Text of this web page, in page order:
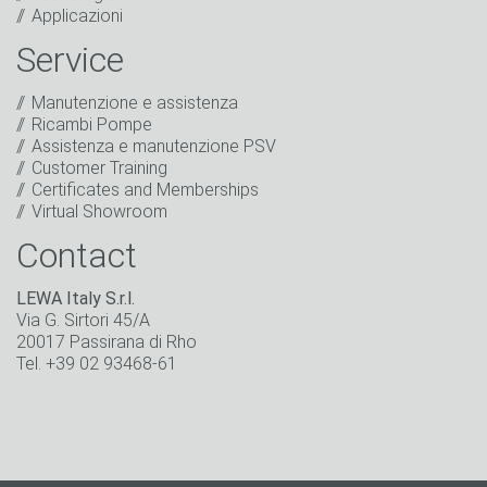
di altre informazioni su nuovi prodotti, novità
aziendali, promozioni, inviti a eventi o altri incontri
rilevanti.*
* Campo obbligatorio
Applicazioni
Service
Manutenzione e assistenza
Ricambi Pompe
Assistenza e manutenzione PSV
Customer Training
Certificates and Memberships
Virtual Showroom
Contact
LEWA Italy S.r.l.
Via G. Sirtori 45/A
20017 Passirana di Rho
Tel. +39 02 93468-61